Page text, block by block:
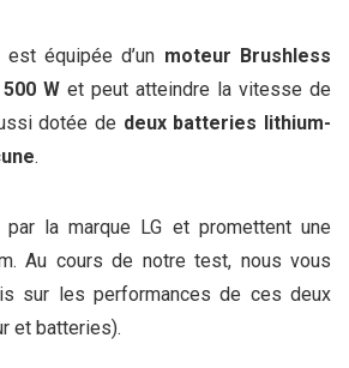
équipée d’un moteur Brushless
500 W et peut atteindre la vitesse de
dotée de deux batteries lithium-
.
la marque LG et promettent une
Au cours de notre test, nous vous
sur les performances de ces deux
et batteries).